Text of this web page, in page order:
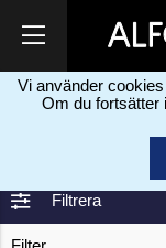
Vi använder
Om du fortsätter
Filtrera